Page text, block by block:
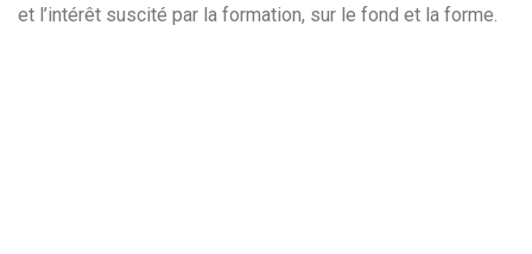
et l’intérêt suscité par la formation, sur le fond et la forme.